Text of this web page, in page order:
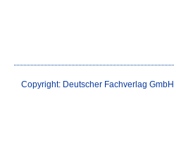
Copyright: Deutscher Fachverlag GmbH